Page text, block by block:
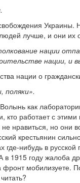
Украины.
лучше, и они их
нации
нации, и
нации о
поляки».
как
кто работает с
нравиться, но они
крестьянин
где-нибудь в
1915 году жалоба
мобилизуете.